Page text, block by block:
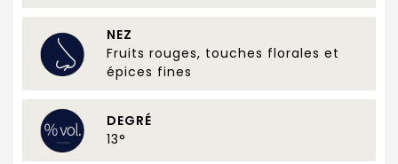
NEZ
Fruits rouges, touches florales et
épices fines
DEGRÉ
13°